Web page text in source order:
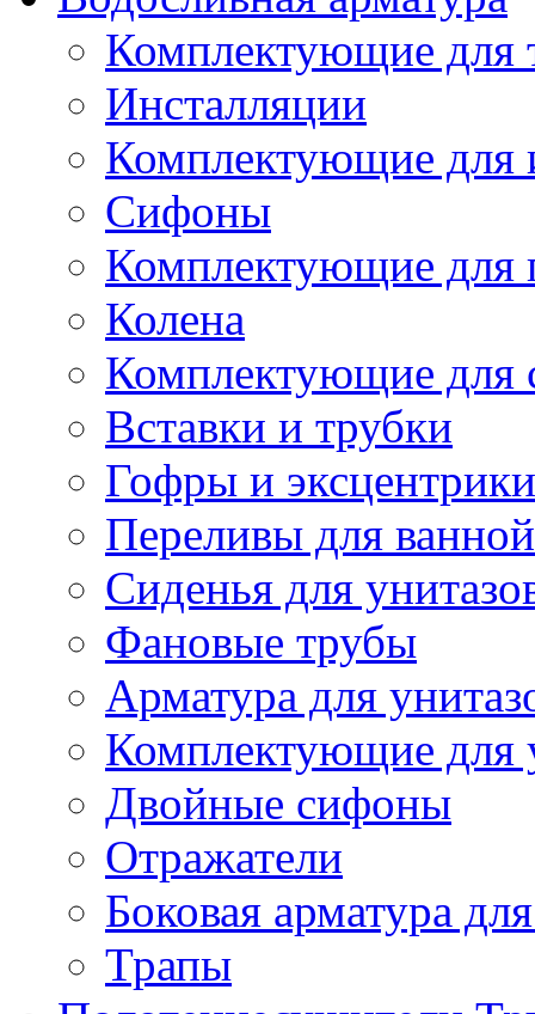
Комплектующие для
Инсталляции
Комплектующие для
Сифоны
Комплектующие для
Колена
Комплектующие для
Вставки и трубки
Гофры и эксцентрики
Переливы для ванной
Сиденья для
Фановые трубы
Арматура для
Комплектующие для
Двойные сифоны
Отражатели
Боковая арматура
Трапы